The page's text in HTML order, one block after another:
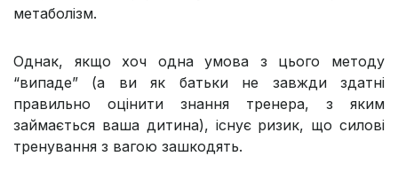
метаболізм.
Однак, якщо хоч одна умова з цього методу
“випаде” (а ви як батьки не завжди здатні
правильно оцінити знання тренера, з яким
займається ваша дитина), існує ризик, що силові
тренування з вагою зашкодять.